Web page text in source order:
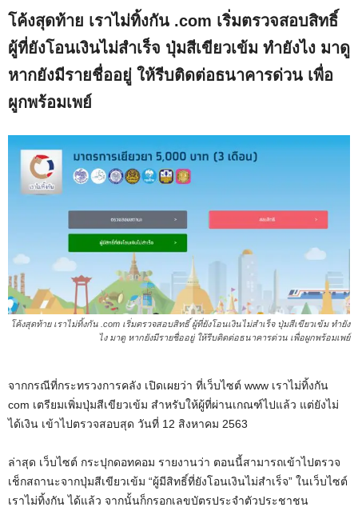
โค้งสุดท้าย เราไม่ทิ้งกัน .com เริ่มตรวจสอบสิทธิ์
ผู้ที่ยังโอนเงินไม่สำเร็จ ปุ่มสีเขียวเข้ม ทำยังไง มาดู
หากยังมีรายชื่ออยู่ ให้รีบติดต่อธนาคารด่วน เพื่อ
ผูกพร้อมเพย์
โค้งสุดท้าย เราไม่ทิ้งกัน .com เริ่มตรวจสอบสิทธิ์ ผู้ที่ยังโอนเงินไม่สำเร็จ ปุ่มสีเขียวเข้ม ทำยัง
ไง มาดู หากยังมีรายชื่ออยู่ ให้รีบติดต่อธนาคารด่วน เพื่อผูกพร้อมเพย์
จากกรณีที่กระทรวงการคลัง เปิดเผยว่า ที่เว็บไซต์ www เราไม่ทิ้งกัน
com เตรียมเพิ่มปุ่มสีเขียวเข้ม สำหรับให้ผู้ที่ผ่านเกณฑ์ไปแล้ว แต่ยังไม่
ได้เงิน เข้าไปตรวจสอบสุด วันที่ 12 สิงหาคม 2563
ล่าสุด เว็บไซต์ กระปุกดอทคอม รายงานว่า ตอนนี้สามารถเข้าไปตรวจ
เช็กสถานะจากปุ่มสีเขียวเข้ม “ผู้มีสิทธิ์ที่ยังโอนเงินไม่สำเร็จ” ในเว็บไซต์
เราไม่ทิ้งกัน ได้แล้ว จากนั้นก็กรอกเลขบัตรประจำตัวประชาชน